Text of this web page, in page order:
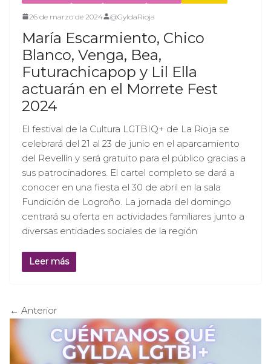
26 de marzo de 2024 @GyldaRioja
María Escarmiento, Chico
Blanco, Venga, Bea,
Futurachicapop y Lil Ella
actuarán en el Morrete Fest
2024
El festival de la Cultura LGTBIQ+ de La Rioja se
celebrará del 21 al 23 de junio en el aparcamiento
del Revellín y será gratuito para el público gracias a
sus patrocinadores. El cartel completo se dará a
conocer en una fiesta el 30 de abril en la sala
Fundición de Logroño. La jornada del domingo
centrará su oferta en actividades familiares junto a
diversas entidades sociales de la región
Leer más
← Anterior